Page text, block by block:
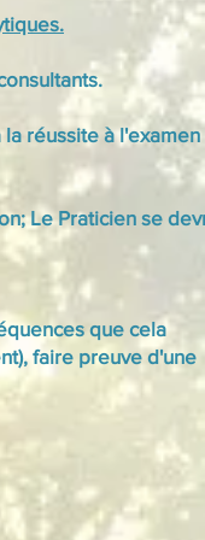
réussite à l'examen
Le Praticien se
que cela
faire preuve d'une